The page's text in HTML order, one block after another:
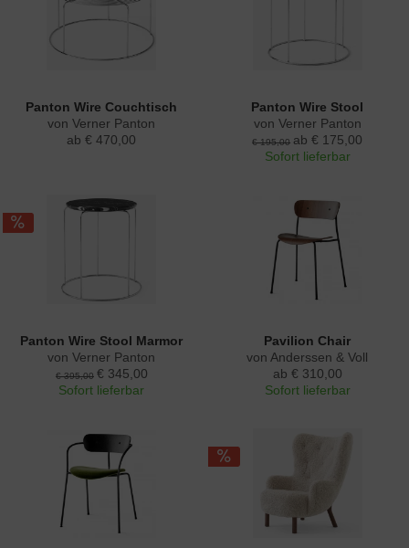
Panton Wire Couchtisch
von Verner Panton
ab € 470,00
Panton Wire Stool
von Verner Panton
€ 195,00 ab € 175,00
Sofort lieferbar
Panton Wire Stool Marmor
von Verner Panton
€ 395,00 € 345,00
Sofort lieferbar
Pavilion Chair
von Anderssen & Voll
ab € 310,00
Sofort lieferbar